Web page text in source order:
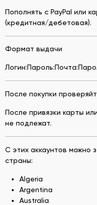
Пополнять с PayPal или
(кредитная/дебетовая).
Формат выдачи
После покупки
После привязки карты
не подлежат.
С этих аккаунтов можно
страны:
Algeria
Argentina
Australia